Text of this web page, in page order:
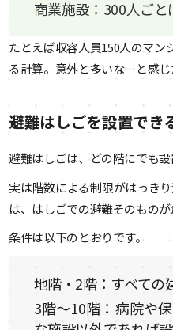
商業施設：300人ごと
たとえば収容人員150人のマン
る計算。意外と多いな…と感じ
避難はしごを設置でき
避難はしごは、どの階にでも
実は階数による制限がはっき
は、はしごでの避難そのものが
条件は以下のとおりです。
地階・2階：すべての
3階〜10階：病院や